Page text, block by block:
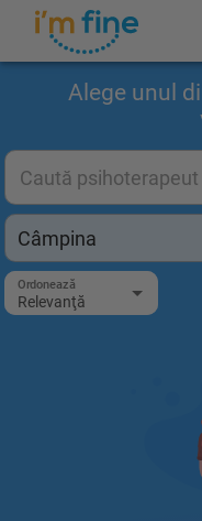
Alege unul
Ordonează
Relevanţă